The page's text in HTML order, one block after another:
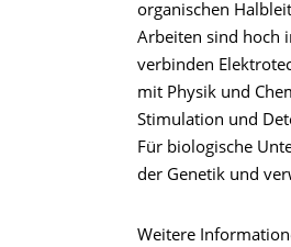
organischen
Arbeiten sind hoch
verbinden
mit Physik und
Stimulation und
Für biologische
der Genetik und
Weitere